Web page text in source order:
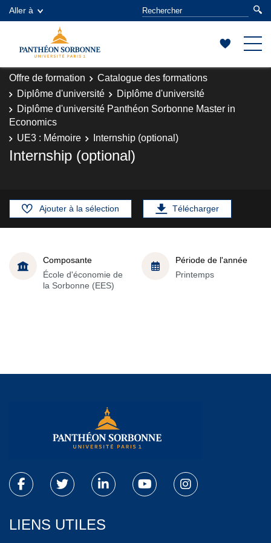
Aller à
Offre de formation
Catalogue des formations
Diplôme d'université
Diplôme d'université
Diplôme d'université Panthéon Sorbonne Master in
Economics
UE3 : Mémoire
Internship (optional)
Internship (optional)
Ajouter à la sélection Télécharger
Composante
École d'économie de
la Sorbonne (EES)
Période de l'année
Printemps
LIENS UTILES